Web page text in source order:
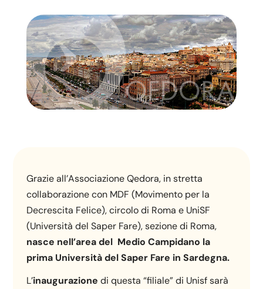
Grazie all’Associazione Qedora, in stretta
collaborazione con MDF (Movimento per la
Decrescita Felice), circolo di Roma e UniSF
(Università del Saper Fare), sezione di Roma,
nasce nell’area del Medio Campidano la
prima Università del Saper Fare in Sardegna.
L’inaugurazionedi questa “filiale” di Unisf sarà